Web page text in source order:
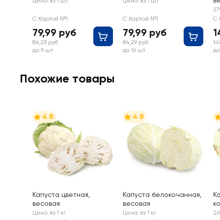
С Картой №1
79,99 руб
84,29 руб
до 9 шт
С Картой №1
79,99 руб
84,29 руб
до 16 шт
С
Похожие товары
4.8
Капуста цветная,
весовая
Цена за 1 кг
4.8
Капуста белокочанная,
весовая
Цена за 1 кг